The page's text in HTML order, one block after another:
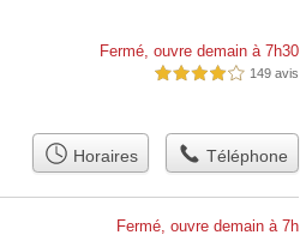
Fermé, ouvre demain à 7h30
4,0 étoiles sur 5 149 avis
Horaires Téléphone
Fermé, ouvre demain à 7h